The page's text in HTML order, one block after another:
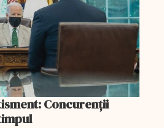
Concurenţii